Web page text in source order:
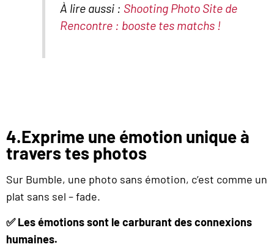
À lire aussi : Shooting Photo Site de
Rencontre : booste tes matchs !
4.Exprime une émotion unique à
travers tes photos
Sur Bumble, une photo sans émotion, c’est comme un
plat sans sel – fade.
✅ Les émotions sont le carburant des connexions
humaines.